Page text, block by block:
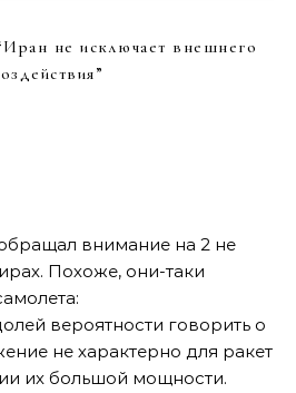
Иран не исключает внешнего
”
внимание на 2 не
Похоже, они-таки
вероятности говорить о
не характерно для ракет
их большой мощности.